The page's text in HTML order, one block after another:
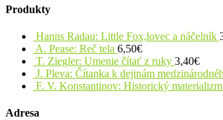
Produkty
Hanns Radau: Little Fox,lovec a náčelník
A. Pease: Reč tela 6,50€
T. Ziegler: Umenie čítať z ruky 3,40€
J. Pleva: Čítanka k dejinám
F. V. Konstantinov: Historický
Adresa